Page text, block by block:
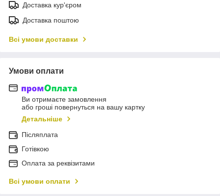
Доставка кур'єром
Доставка поштою
Всі умови доставки
Умови оплати
Ви отримаєте замовлення
або гроші повернуться на вашу картку
Детальніше
Післяплата
Готівкою
Оплата за реквізитами
Всі умови оплати